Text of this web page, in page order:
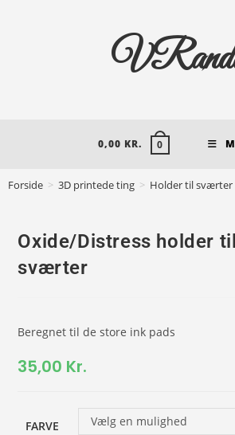
0,00 KR. 0
Forside > 3D printede ting > Holder til sværter
Oxide/Distress holder
sværter
Beregnet til de store ink pads
35,00 Kr.
FARVE Vælg en mulighed